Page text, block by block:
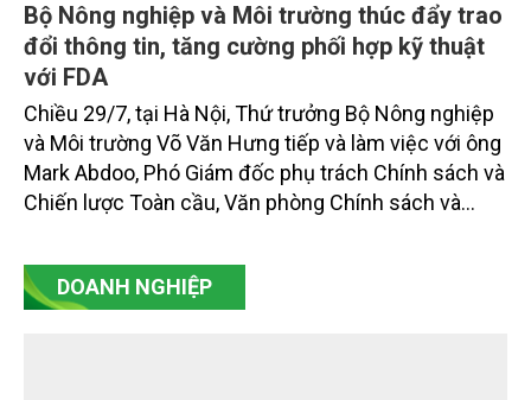
Bộ Nông nghiệp và Môi trường thúc đẩy trao
đổi thông tin, tăng cường phối hợp kỹ thuật
với FDA
Chiều 29/7, tại Hà Nội, Thứ trưởng Bộ Nông nghiệp
và Môi trường Võ Văn Hưng tiếp và làm việc với ông
Mark Abdoo, Phó Giám đốc phụ trách Chính sách và
Chiến lược Toàn cầu, Văn phòng Chính sách và
và Dược phẩm Hoa Kỳ (FDA).
DOANH NGHIỆP